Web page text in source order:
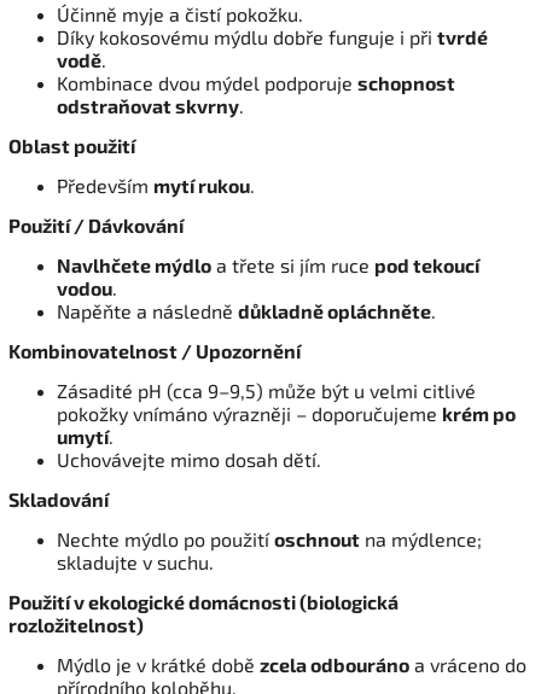
Účinně myje a čistí pokožku.
Díky kokosovému mýdlu dobře funguje i při tvrdé
vodě.
Kombinace dvou mýdel podporuje schopnost
odstraňovat skvrny.
Oblast použití
Především mytí rukou.
Použití / Dávkování
Navlhčete mýdlo a třete si jím ruce pod tekoucí
vodou.
Napěňte a následně důkladně opláchněte.
Kombinovatelnost / Upozornění
Zásadité pH (cca 9–9,5) může být u velmi citlivé
pokožky vnímáno výrazněji – doporučujeme krém po
umytí.
Uchovávejte mimo dosah dětí.
Skladování
Nechte mýdlo po použitíoschnout na mýdlence;
skladujte v suchu.
Použití v ekologické domácnosti (biologická
rozložitelnost)
Mýdlo je v krátké době zcela odbouráno a vráceno do
přírodního koloběhu.